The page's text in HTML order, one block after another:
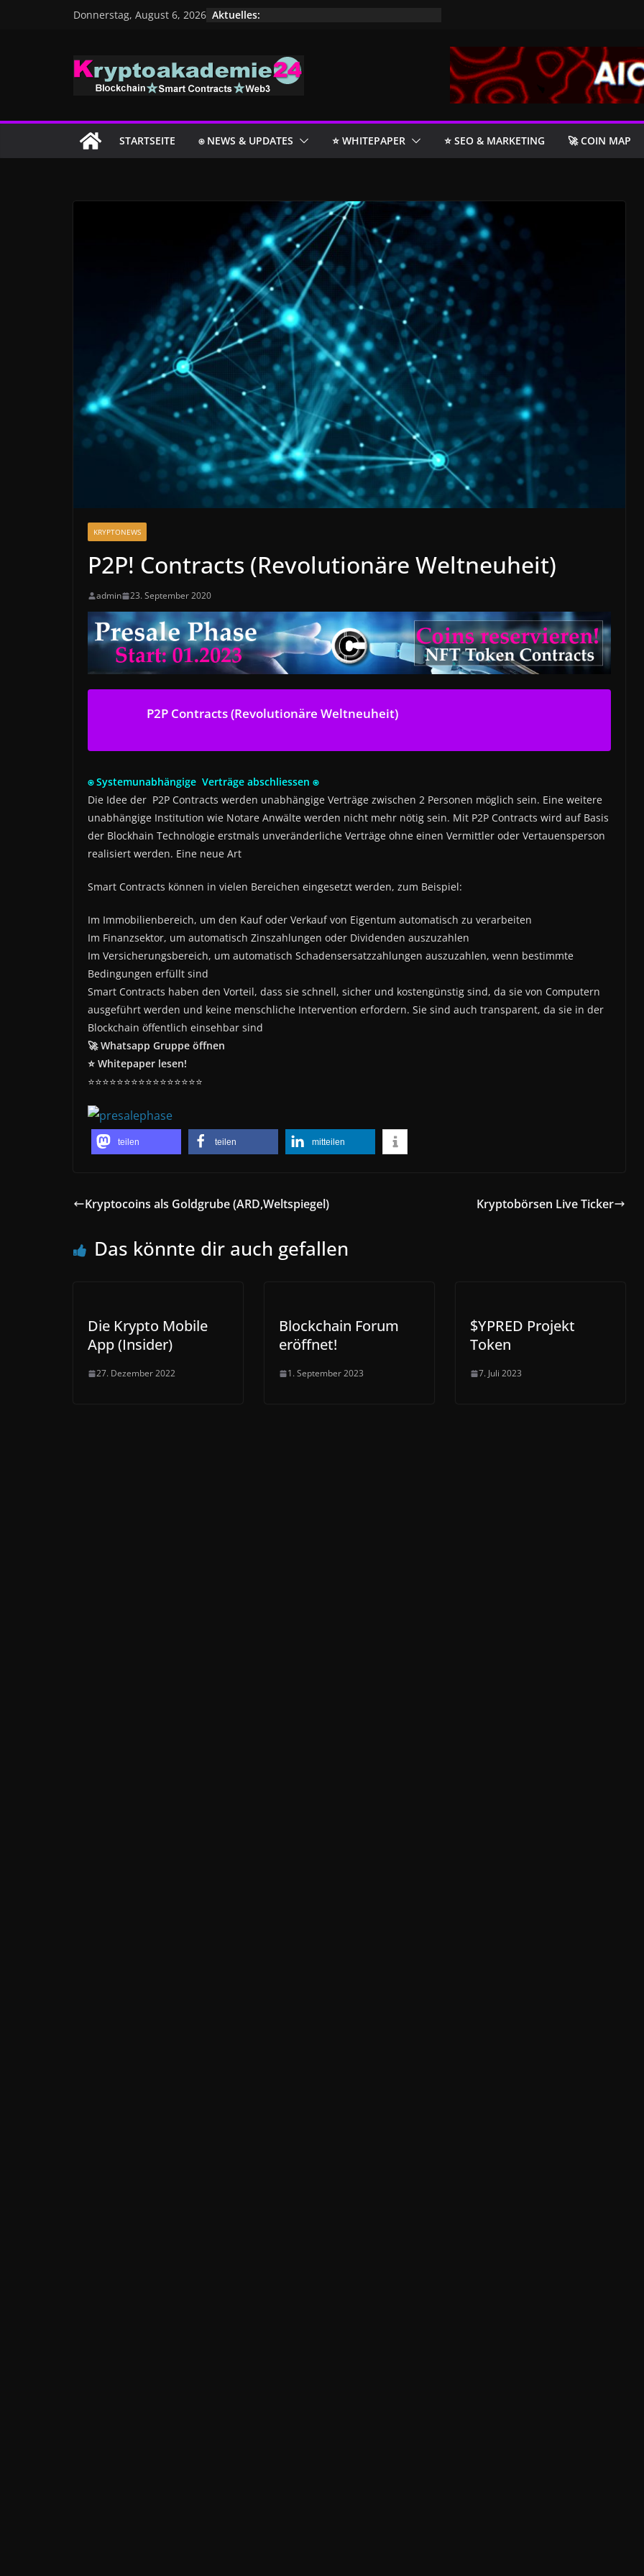
Donnerstag, August 6, 2026 Aktuelles:
STARTSEITE ⍟ NEWS & UPDATES ⭐️ WHITEPAPER ⭐️ SEO & MARKETING 🚀 COIN MAP
KRYPTONEWS
P2P! Contracts (Revolutionäre Weltneuheit)
admin 23. September 2020
P2P Contracts (Revolutionäre Weltneuheit)
⍟ Systemunabhängige Verträge abschliessen ⍟
Die Idee der P2P Contracts werden unabhängige Verträge zwischen 2 Personen möglich sein. Eine weitere
unabhängige Institution wie Notare Anwälte werden nicht mehr nötig sein. Mit P2P Contracts wird auf Basis
der Blockhain Technologie erstmals unveränderliche Verträge ohne einen Vermittler oder Vertauensperson
realisiert werden. Eine neue Art
Smart Contracts können in vielen Bereichen eingesetzt werden, zum Beispiel:
Im Immobilienbereich, um den Kauf oder Verkauf von Eigentum automatisch zu verarbeiten
Im Finanzsektor, um automatisch Zinszahlungen oder Dividenden auszuzahlen
Im Versicherungsbereich, um automatisch Schadensersatzzahlungen auszuzahlen, wenn bestimmte
Bedingungen erfüllt sind
Smart Contracts haben den Vorteil, dass sie schnell, sicher und kostengünstig sind, da sie von Computern
ausgeführt werden und keine menschliche Intervention erfordern. Sie sind auch transparent, da sie in der
Blockchain öffentlich einsehbar sind
🚀 Whatsapp Gruppe öffnen
⭐ Whitepaper lesen!
⭐⭐⭐⭐⭐⭐⭐⭐⭐⭐⭐⭐⭐⭐⭐⭐
teilen teilen mitteilen
Kryptocoins als Goldgrube (ARD,Weltspiegel) Kryptobörsen Live Ticker
Das könnte dir auch gefallen
Die Krypto Mobile
App (Insider)
27. Dezember 2022
Blockchain Forum
eröffnet!
1. September 2023
$YPRED Projekt
Token
7. Juli 2023